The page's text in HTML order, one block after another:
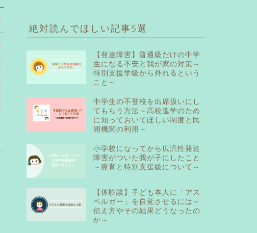
絶対読んでほしい記事5選
【発達障害】普通級だけの中学
生になる不安と我が家の対策～
特別支援学級から外れるという
こと～
中学生の不登校を出席扱いにし
てもらう方法～高校進学のため
に知っておいてほしい制度と民
間機関の利用～
小学校になってから広汎性発達
障害がついた我が子にしたこと
～療育と特別支援級について～
【体験談】子ども本人に「アス
ペルガー」を自覚させるには～
伝え方やその結果どうなったの
か～